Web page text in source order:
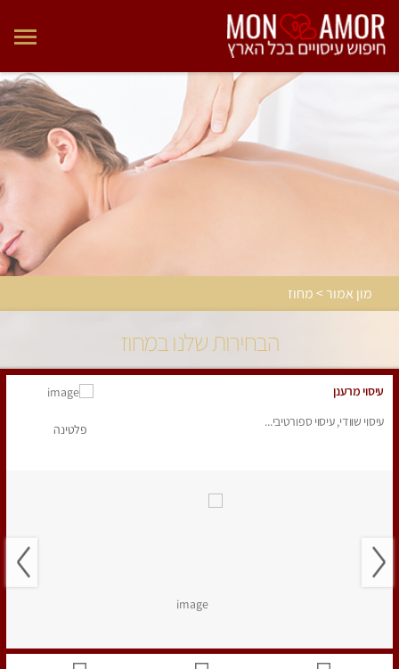
מון אמור > מחוז
הבחירות שלנו במחוז
עיסוי מרענן
עיסוי שוודי, עיסוי ספורטיבי...
פלטינה